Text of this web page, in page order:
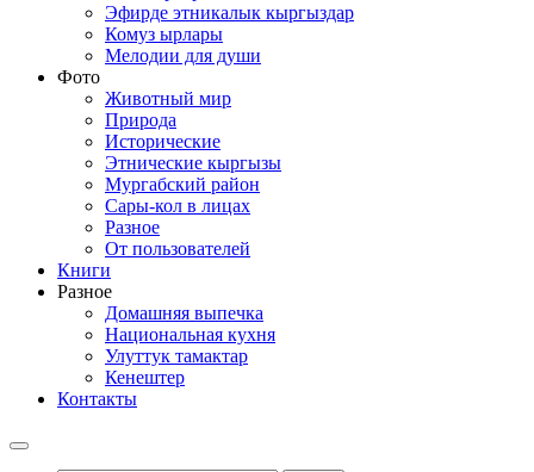
Эфирде этникалык кыргыздар
Комуз ырлары
Мелодии для души
Фото
Животный мир
Природа
Исторические
Этнические кыргызы
Мургабский район
Сары-кол в лицах
Разное
От пользователей
Книги
Разное
Домашняя выпечка
Национальная кухня
Улуттук тамактар
Кенештер
Контакты